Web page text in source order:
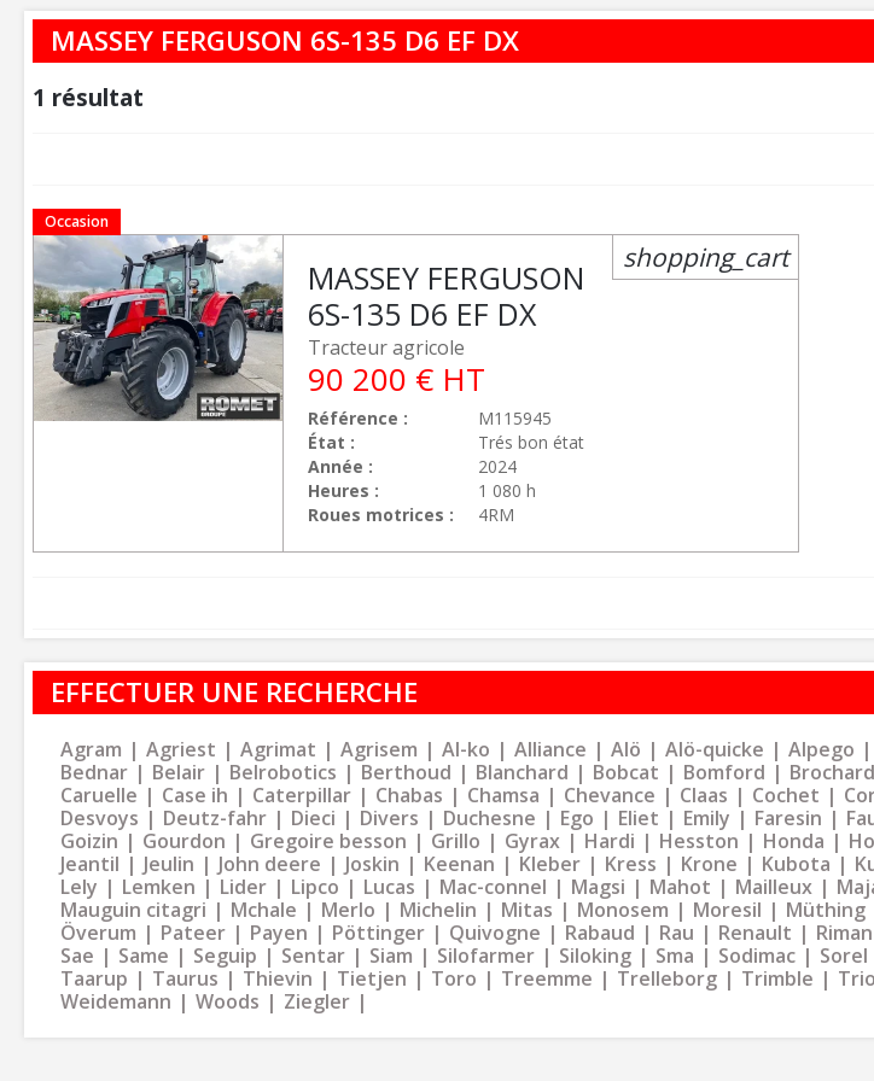
MASSEY FERGUSON 6S-135 D6 EF DX
1 résultat
Occasion
Tracteur agricole
MASSEY FERGUSON
6S-135 D6 EF DX
Référence
M115945
État
Trés bon état
Année
2024
Heures
1 080 h
Roues motrices
4RM
90 200 € HT
shopping_cart
EFFECTUER UNE RECHERCHE
Agram Agriest Agrimat Agrisem Al-ko Alliance Alö Alö-quicke Alpego
Bednar
Belair Belrobotics Berthoud Blanchard Bobcat Bomford Brochard
Caruelle
Case ih Caterpillar Chabas Chamsa Chevance Claas Cochet
Desvoys
Deutz-fahr Dieci Divers Duchesne Ego Eliet Emily Faresin
Goizin
Gourdon Gregoire besson Grillo Gyrax Hardi Hesston Honda
Jeantil
Jeulin John deere Joskin Keenan Kleber Kress Krone Kubota
Lely
Lemken Lider Lipco Lucas Mac-connel Magsi Mahot Mailleux
Mauguin citagri
Mchale Merlo Michelin Mitas Monosem Moresil Müthing
Överum
Pateer Payen Pöttinger Quivogne Rabaud Rau Renault Riman
Sae
Same Seguip Sentar Siam Silofarmer Siloking Sma Sodimac Sorel
Taarup
Taurus Thievin Tietjen Toro Treemme Trelleborg Trimble
Weidemann
Woods Ziegler